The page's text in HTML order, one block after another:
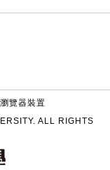
覽器裝置
ALL RIGHTS